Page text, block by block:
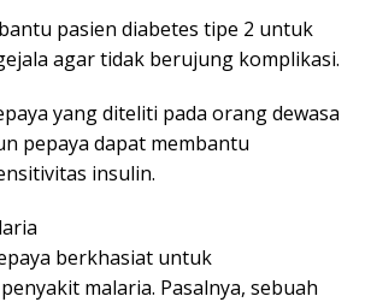
pasien diabetes tipe 2 untuk
agar tidak berujung komplikasi.
yang diteliti pada orang dewasa
pepaya dapat membantu
insulin.
berkhasiat untuk
malaria. Pasalnya, sebuah